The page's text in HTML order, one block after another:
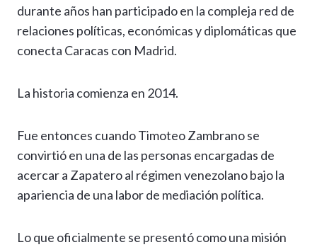
durante años han participado en la compleja red de
relaciones políticas, económicas y diplomáticas que
conecta Caracas con Madrid.
La historia comienza en 2014.
Fue entonces cuando Timoteo Zambrano se
convirtió en una de las personas encargadas de
acercar a Zapatero al régimen venezolano bajo la
apariencia de una labor de mediación política.
Lo que oficialmente se presentó como una misión